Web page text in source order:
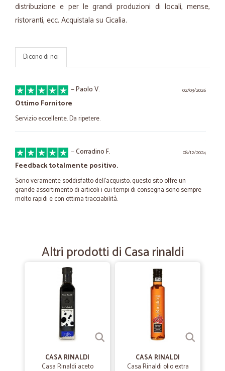
distribuzione e per le grandi produzioni di locali, mense,
ristoranti, ecc. Acquistala su Cicalia.
Dicono di noi
02/03/2026
—Paolo V.
Ottimo Fornitore
Servizio eccellente. Da ripetere.
08/12/2024
—Corradino F.
Feedback totalmente positivo.
Sono veramente soddisfatto dell'acquisto; questo sito offre un
grande assortimento di articoli i cui tempi di consegna sono sempre
molto rapidi e con ottima tracciabilità.
Comodo e puntuale
Comodo e puntuale, un pò cari i prezzi ma il servizio a domicilio vale
—
Esperienza positiva
Esperienza positiva, buono il numero di prodotti da poter scegliere ,
sito ben realizzato con foto e immagini di qualità. soddisfatto
Altri prodotti di Casa rinaldi
CASA RINALDI
Casa Rinaldi aceto
CASA RINALDI
Casa Rinaldi olio extra